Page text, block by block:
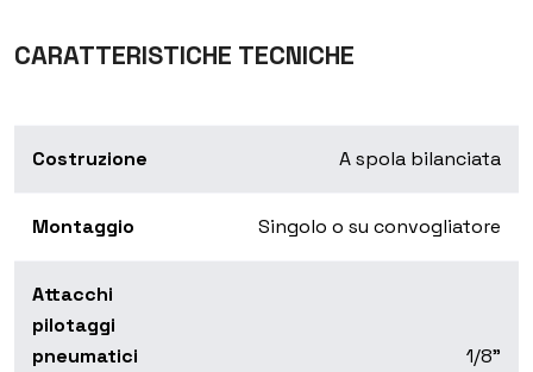
CARATTERISTICHE TECNICHE
Costruzione A spola bilanciata
Montaggio Singolo o su convogliatore
Attacchi
pilotaggi
pneumatici
1/8”